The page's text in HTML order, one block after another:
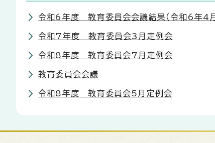
令和6年度 教育委員会会議結果（令和6年4
令和7年度 教育委員会3月定例会
令和8年度 教育委員会7月定例会
教育委員会会議
令和8年度 教育委員会5月定例会